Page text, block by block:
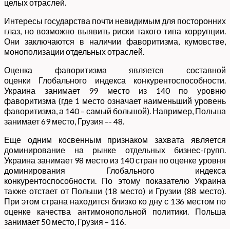
целых отраслей.
Интересы государства почти невидимым для посторонних
глаз, но возможно выявить риски такого типа коррупции.
Они заключаются в наличии фаворитизма, кумовстве,
монополизации отдельных отраслей.
Оценка фаворитизма является составной
оценки Глобального индекса конкурентоспособности.
Украина занимает 99 место из 140 по уровню
фаворитизма (где 1 место означает наименьший уровень
фаворитизма, а 140 – самый большой). Например, Польша
занимает 69 место, Грузия –- 48.
Еще одним косвенным признаком захвата является
доминирование на рынке отдельных бизнес-групп.
Украина занимает 98 место из 140 стран по оценке уровня
доминирования Глобального индекса
конкурентоспособности. По этому показателю Украина
также отстает от Польши (18 место) и Грузии (88 место).
При этом страна находится близко ко дну с 136 местом по
оценке качества антимонопольной политики. Польша
занимает 50 место, Грузия – 116.